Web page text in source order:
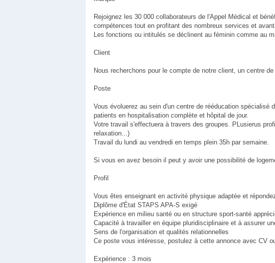
Rejoignez les 30 000 collaborateurs de l'Appel Médical et
compétences tout en profitant des nombreux services et
Les fonctions ou intitulés se déclinent au féminin comme au
Client
Nous recherchons pour le compte de notre client, un centre
Poste
Vous évoluerez au sein d'un centre de rééducation
patients en hospitalisation complète et hôpital de jour.
Votre travail s'effectuera à travers des groupes. PLusierus
relaxation...)
Travail du lundi au vendredi en temps plein 35h par semaine.
Si vous en avez besoin il peut y avoir une possibilité de
Profil
Vous êtes enseignant en activité physique adaptée et
Diplôme d'État STAPS APA-S exigé
Expérience en milieu santé ou en structure sport-santé
Capacité à travailler en équipe pluridisciplinaire et à assurer
Sens de l'organisation et qualités relationnelles
Ce poste vous intéresse, postulez à cette annonce avec CV
Expérience : 3 mois